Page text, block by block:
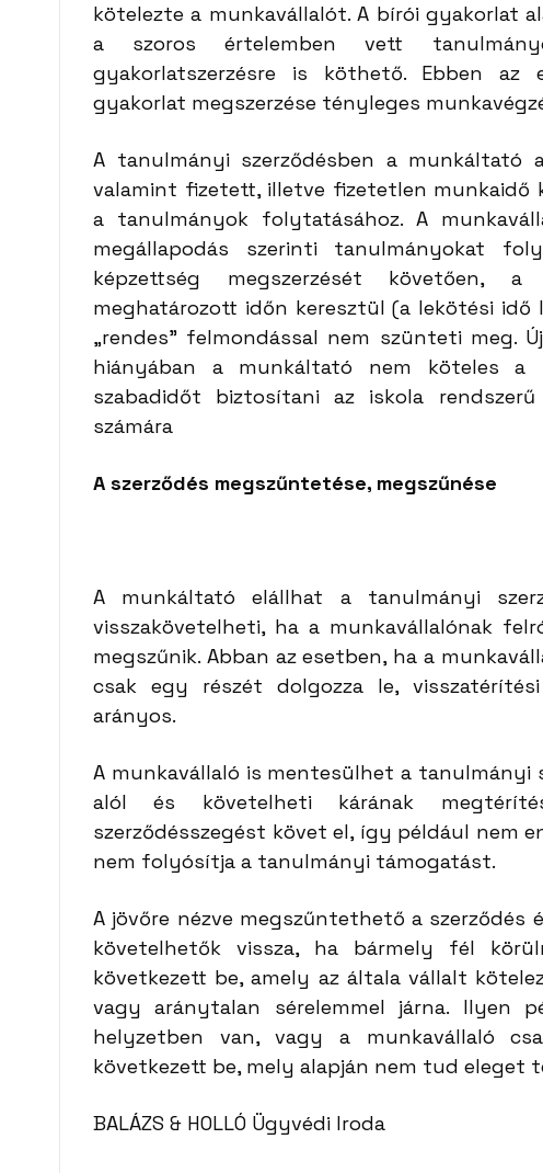
kötelezte a munkavállalót. A bírói gyakorlat
a szoros értelemben vett
gyakorlatszerzésre is köthető. Ebben
gyakorlat megszerzése tényleges
A tanulmányi szerződésben a munkáltató
valamint fizetett, illetve fizetetlen munkaidő
a tanulmányok folytatásához. A
megállapodás szerinti tanulmányokat
képzettség megszerzését követően, a
meghatározott időn keresztül (a lekötési
„rendes” felmondással nem szünteti meg.
hiányában a munkáltató nem köteles a
szabadidőt biztosítani az iskola
számára
A szerződés megszűntetése, megszűnése
A munkáltató elállhat a tanulmányi
visszakövetelheti, ha a munkavállalónak
megszűnik. Abban az esetben, ha a
csak egy részét dolgozza le,
arányos.
A munkavállaló is mentesülhet a tanulmányi
alól és követelheti kárának
szerződésszegést követ el, így például nem
nem folyósítja a tanulmányi támogatást.
A jövőre nézve megszűntethető a
követelhetők vissza, ha bármely fél
következett be, amely az általa vállalt
vagy aránytalan sérelemmel járna. Ilyen
helyzetben van, vagy a munkavállaló
következett be, mely alapján nem tud eleget
BALÁZS & HOLLÓ Ügyvédi Iroda